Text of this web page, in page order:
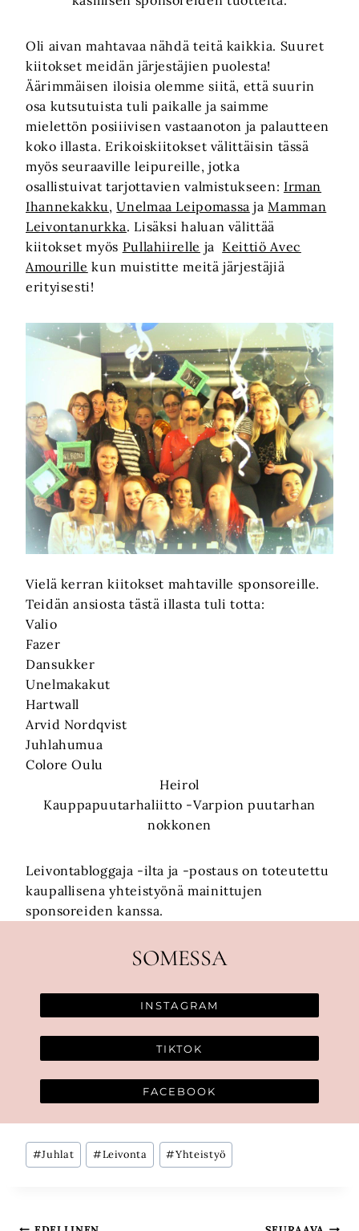
Oli aivan mahtavaa nähdä teitä kaikkia. Suuret
kiitokset meidän järjestäjien puolesta!
Äärimmäisen iloisia olemme siitä, että suurin
osa kutsutuista tuli paikalle ja saimme
mielettön posiiivisen vastaanoton ja palautteen
koko illasta. Erikoiskiitokset välittäisin tässä
myös seuraaville leipureille, jotka
osallistuivat tarjottavien valmistukseen: Irman
Ihannekakku,Unelmaa Leipomassa jaMamman
Leivontanurkka. Lisäksi haluan välittää
kiitokset myös Pullahiirelle ja Keittiö Avec
Amourille kun muistitte meitä järjestäjiä
erityisesti!
Vielä kerran kiitokset mahtaville sponsoreille.
Teidän ansiosta tästä illasta tuli totta:
Valio
Fazer
Dansukker
Unelmakakut
Hartwall
Arvid Nordqvist
Juhlahumua
Colore Oulu
Heirol
Kauppapuutarhaliitto -Varpion puutarhan
nokkonen
Leivontabloggaja -ilta ja -postaus on toteutettu
kaupallisena yhteistyönä mainittujen
sponsoreiden kanssa.
SOMESSA
INSTAGRAM
TIKTOK
FACEBOOK
Avainsanat:
#Juhlat #Leivonta #Yhteistyö